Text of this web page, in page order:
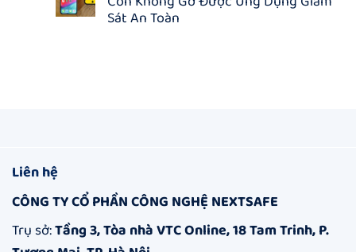
KHI
MUA
–
Ứng
Giải
pháp
ở
Kiểm
Lý
Thời
Dùng
Điện
Sát An Toàn
Con
Không
Được
Ứng
Liên hệ
CÔNG TY CỔ PHẦN CÔNG NGHỆ NEXTSAFE
Trụ sở:Tầng 3, Tòa nhà VTC Online, 18 Tam Trinh, P.